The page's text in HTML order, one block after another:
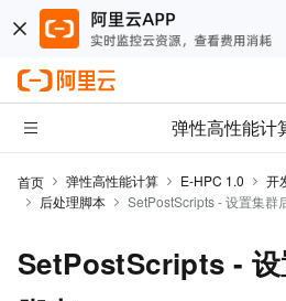
弹性高性能计
首页 弹性高性能计算 E-HPC 1.0 开
后处理脚本
SetPostScripts - 设置集群
SetPostScripts - 设